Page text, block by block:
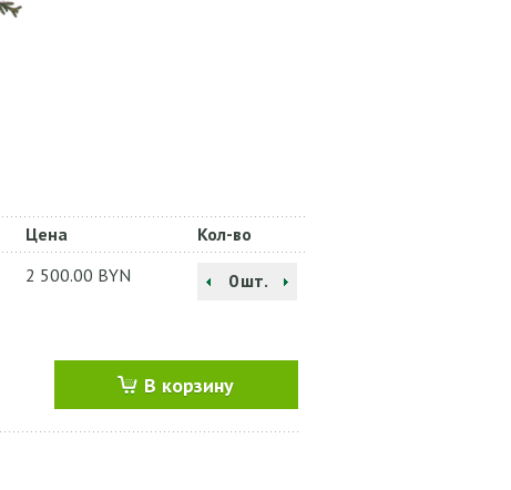
Цена
Кол-во
2 500.00 BYN шт.
В корзину